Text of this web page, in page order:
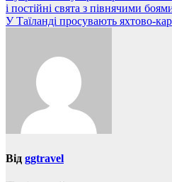
записів
і постійні свята з півнячими
У Таїланді просувають яхтово-
Від ggtravel